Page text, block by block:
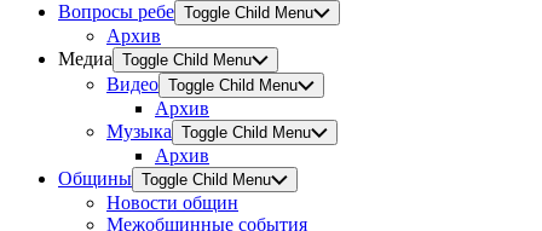
Вопросы ребе Toggle Child Menu
Архив
Медиа Toggle Child Menu
Видео Toggle Child Menu
Архив
Музыка Toggle Child Menu
Архив
Общины Toggle Child Menu
Новости общин
Межобщинные события